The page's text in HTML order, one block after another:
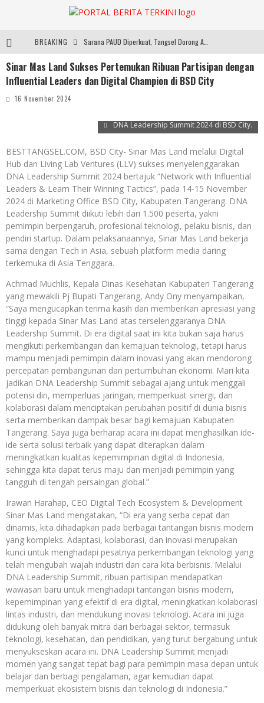
BREAKING Sarana PAUD Diperkuat, Tangsel Dorong Angka Partisipasi Sekolah Terus Meningkat
Santika Indonesia Hotels & Resorts Kenalkan Dunia Perhotelan Kepada Anak-anak Asuhan SOS Children’s Villages di Indonesia
Sinar Mas Land Sukses Pertemukan Ribuan Partisipan dengan
Influential Leaders dan Digital Champion di BSD City
16 November 2024
DNA Leadership Summit 2024 di BSD City.
BESTTANGSEL.COM, BSD City- Sinar Mas Land melalui Digital
Hub dan Living Lab Ventures (LLV) sukses menyelenggarakan
DNA Leadership Summit 2024 bertajuk “Network with Influential
Leaders & Learn Their Winning Tactics”, pada 14-15 November
2024 di Marketing Office BSD City, Kabupaten Tangerang. DNA
Leadership Summit diikuti lebih dari 1.500 peserta, yakni
pemimpin berpengaruh, profesional teknologi, pelaku bisnis, dan
pendiri startup. Dalam pelaksanaannya, Sinar Mas Land bekerja
sama dengan Tech in Asia, sebuah platform media daring
terkemuka di Asia Tenggara.
Achmad Muchlis, Kepala Dinas Kesehatan Kabupaten Tangerang
yang mewakili Pj Bupati Tangerang, Andy Ony menyampaikan,
“Saya mengucapkan terima kasih dan memberikan apresiasi yang
tinggi kepada Sinar Mas Land atas terselenggaranya DNA
Leadership Summit. Di era digital saat ini kita bukan saja harus
mengikuti perkembangan dan kemajuan teknologi, tetapi harus
mampu menjadi pemimpin dalam inovasi yang akan mendorong
percepatan pembangunan dan pertumbuhan ekonomi. Mari kita
jadikan DNA Leadership Summit sebagai ajang untuk menggali
potensi diri, memperluas jaringan, memperkuat sinergi, dan
kolaborasi dalam menciptakan perubahan positif di dunia bisnis
serta memberikan dampak besar bagi kemajuan Kabupaten
Tangerang. Saya juga berharap acara ini dapat menghasilkan ide-
ide serta solusi terbaik yang dapat diterapkan dalam
meningkatkan kualitas kepemimpinan digital di Indonesia,
sehingga kita dapat terus maju dan menjadi pemimpin yang
tangguh di tengah persaingan global.”
Irawan Harahap, CEO Digital Tech Ecosystem & Development
Sinar Mas Land mengatakan, “Di era yang serba cepat dan
dinamis, kita dihadapkan pada berbagai tantangan bisnis modern
yang kompleks. Adaptasi, kolaborasi, dan inovasi merupakan
kunci untuk menghadapi pesatnya perkembangan teknologi yang
telah mengubah wajah industri dan cara kita berbisnis. Melalui
DNA Leadership Summit, ribuan partisipan mendapatkan
wawasan baru untuk menghadapi tantangan bisnis modern,
kepemimpinan yang efektif di era digital, meningkatkan kolaborasi
lintas industri, dan mendukung inovasi teknologi. Acara ini juga
didukung oleh banyak mitra dari berbagai sektor, termasuk
teknologi, kesehatan, dan pendidikan, yang turut bergabung untuk
menyukseskan acara ini. DNA Leadership Summit menjadi
momen yang sangat tepat bagi para pemimpin masa depan untuk
belajar dan berbagi pengalaman, agar kemudian dapat
memperkuat ekosistem bisnis dan teknologi di Indonesia.”